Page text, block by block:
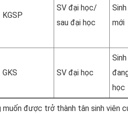
KGSP
SV đại học/
sau đại học
mới
GKS SV đại học
học
muốn được trở thành tân sinh viên